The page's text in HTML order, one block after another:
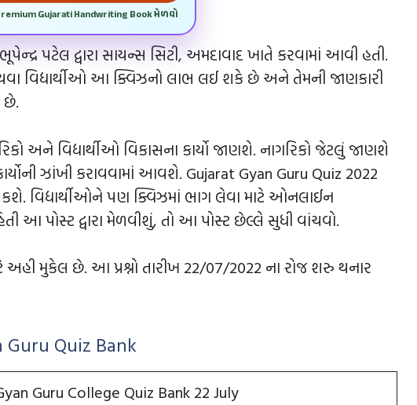
Gujarati Handwriting Book મેળવો
પટેલ દ્વારા સાયન્સ સિટી, અમદાવાદ ખાતે કરવામાં આવી હતી.
વિદ્યાર્થીઓ આ ક્વિઝનો લાભ લઈ શકે છે અને તેમની જાણકારી
છે.
અને વિદ્યાર્થીઓ વિકાસના કાર્યો જાણશે. નાગરિકો જેટલું જાણશે
ઝાંખી કરાવવામાં આવશે. Gujarat Gyan Guru Quiz 2022
વિદ્યાર્થીઓને પણ ક્વિઝમાં ભાગ લેવા માટે ઓનલાઈન
આ પોસ્ટ દ્વારા મેળવીશું, તો આ પોસ્ટ છેલ્લે સુધી વાંચવો.
અહી મુકેલ છે. આ પ્રશ્નો તારીખ 22/07/2022 ના રોજ શરુ થનાર
Quiz Bank
Guru College Quiz Bank 22 July